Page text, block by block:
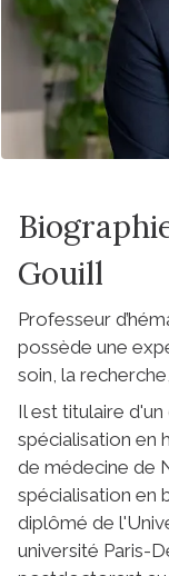
Gouill
Professeur
possède une
soin, la
Il est titulaire
spécialisation en
de médecine de
spécialisation en
diplômé de
université Paris-